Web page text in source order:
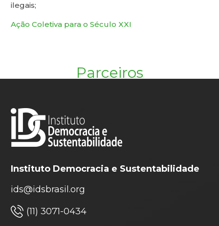
ilegais;
Ação Coletiva para o Século XXI
Parceiros
Instituto Democracia e Sustentabilidade
ids@idsbrasil.org
(11) 3071-0434